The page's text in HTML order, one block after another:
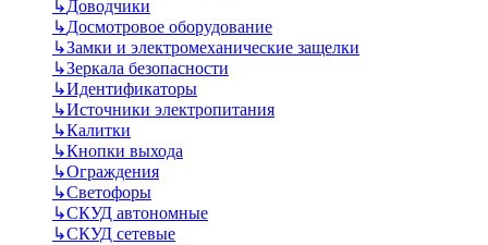
↳Доводчики
↳Досмотровое оборудование
↳Замки и электромеханические защелки
↳Зеркала безопасности
↳Идентификаторы
↳Источники электропитания
↳Калитки
↳Кнопки выхода
↳Ограждения
↳Светофоры
↳СКУД автономные
↳СКУД сетевые